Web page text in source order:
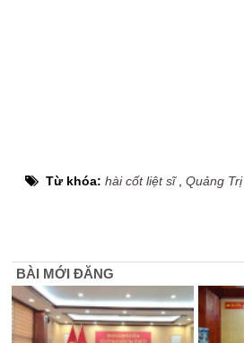
Từ khóa:hài cốt liệt sĩ,Quảng Trị
BÀI MỚI ĐĂNG